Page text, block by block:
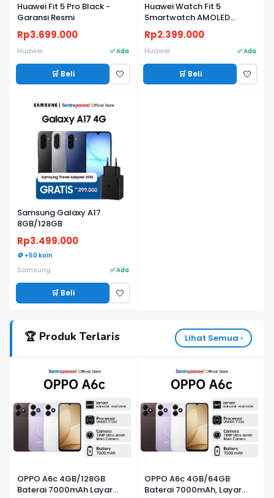
Huawei Fit 5 Pro Black -
Garansi Resmi
Rp3.699.000
Huawei ✅ Ada
🛒 Beli 🤍
Huawei Watch Fit 5
Smartwatch AMOLED
Ringan, Baterai Tahan
Lama, Fitness & Health
Tracker - Garansi Resmi
Rp2.399.000
Huawei ✅ Ada
🛒 Beli 🤍
Samsung Galaxy A17
8GB/128GB
Rp3.499.000
🪙 +50 koin
Samsung ✅ Ada
🛒 Beli 🤍
🏆 Produk Terlaris Lihat Semua ›
OPPO A6c 4GB/128GB
Baterai 7000mAh Layar
OPPO A6c 4GB/64GB
Baterai 7000mAh, Layar